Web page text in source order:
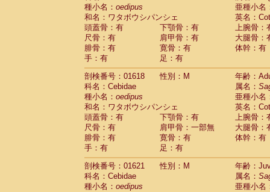
Atelidae
Atelidae Ateles belzebuth
Atelidae Ateles geoffroyi
Atelidae Ateles paniscus
Atelidae Atelesspp.
Atelidae Lagothrix lagothricha
AtelidaeLagothrix lagothricha cana(0)
Pitheciidae
Cacajao calvus
Pitheciidae
Callicebus cupreus(0)
Pitheciidae Callicebus donacophilus(0)
PitheciidaeCallicebus moloch(0)
Pitheciidae Callicebus torquatus(0)
Pitheciidae Callicebusspp.
Pitheciidae Chiropotes satanas
Pitheciidae Pithecia monachus
Pitheciidae Pithecia pithecia (0)
Cercopithecidae Cercocebus agilis (0)
Cercopithecidae
Cercocebus
種小名： oedipus
亜種小名
和名：ワタボウシパンシェ
英名：
頭蓋骨：有
下顎骨：有
上腕骨：
尺骨：有
肩甲骨：有
大腿骨：
腓骨：有
寛骨：有
体幹：有
手：有
足：有
剖検番号：01618
性別：M
年齢：
科名：Cebidae
属名：
種小名： oedipus
亜種小名
和名：ワタボウシパンシェ
英名：
頭蓋骨：有
下顎骨：有
上腕骨：
尺骨：有
肩甲骨：一部無
大腿骨：
腓骨：有
寛骨：有
体幹：有
手：有
足：有
剖検番号：01621
性別：M
年齢：
科名：Cebidae
属名：
種小名： oedipus
亜種小名